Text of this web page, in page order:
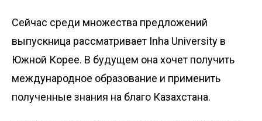
Сейчас среди множества предложений
выпускница рассматривает Inha University в
Южной Корее. В будущем она хочет получить
международное образование и применить
полученные знания на благо Казахстана.